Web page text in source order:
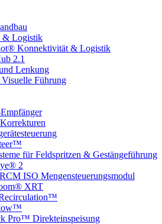
& Logistik
Konnektivität & Logistik
2.1
Lenkung
Führung
für Feldspritzen & Gestängeführung
2
ISO Mengensteuerungsmodul
XRT
Pro™ Direkteinspeisung